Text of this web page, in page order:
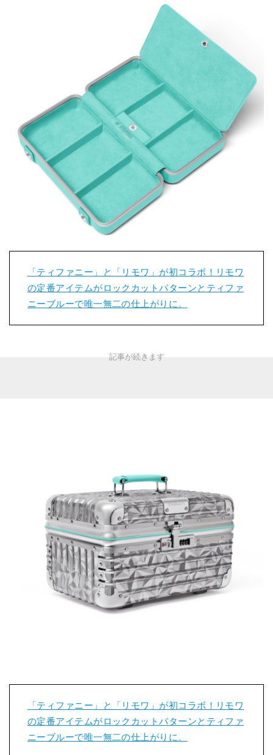
「ティファニー」と「リモワ」が初コラボ！リモワ
の定番アイテムがロックカットパターンとティファ
ニーブルーで唯一無二の仕上がりに。
「ティファニー」と「リモワ」が初コラボ！リモワ
の定番アイテムがロックカットパターンとティファ
ニーブルーで唯一無二の仕上がりに。